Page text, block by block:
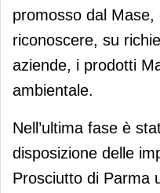
promosso dal
riconoscere, su
aziende, i prodotti
ambientale.
Nell’ultima fase è
disposizione delle
Prosciutto di Parma